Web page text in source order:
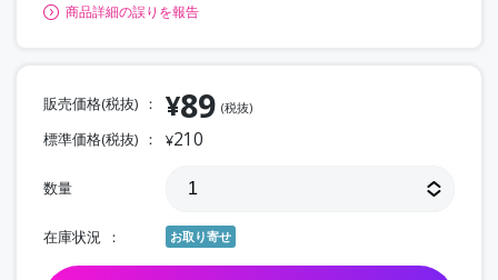
商品詳細の誤りを報告
販売価格(税抜) ¥89 (税抜)
標準価格(税抜) ¥210
数量
在庫状況 お取り寄せ